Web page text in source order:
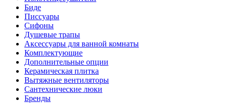
Биде
Писсуары
Сифоны
Душевые трапы
Аксессуары для ванной комнаты
Комплектующие
Дополнительные опции
Керамическая плитка
Вытяжные вентиляторы
Сантехнические люки
Бренды